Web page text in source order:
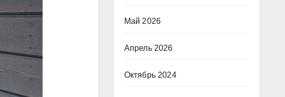
Май 2026
Апрель 2026
Октябрь 2024